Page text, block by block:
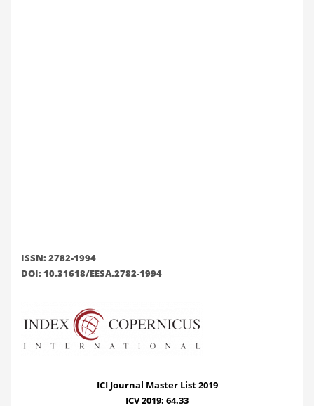
ISSN: 2782-1994
DOI: 10.31618/EESA.2782-1994
ICI Journal Master List 2019
ICV 2019: 64.33